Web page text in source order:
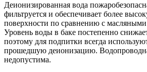
Деионизированная вода
фильтруется и обеспечивает более
поверхности по сравнению с
Уровень воды в баке постепенно
поэтому для подпитки всегда
прошедшую деионизацию.
недопустима.